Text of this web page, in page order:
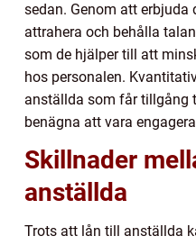
sedan. Genom att erbjuda
attrahera och behålla
som de hjälper till att
hos personalen.
anställda som får tillgång
benägna att vara
Skillnader
anställda
Trots att lån till anställda